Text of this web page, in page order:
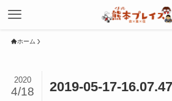
ホーム
2019-05-17-
2020
4/18